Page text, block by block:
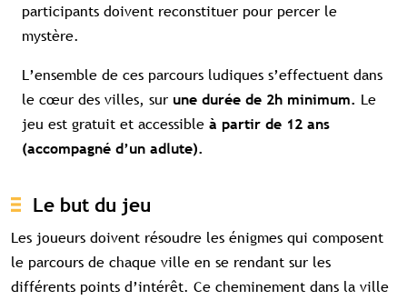
participants doivent reconstituer pour percer le
mystère.
L’ensemble de ces parcours ludiques s’effectuent dans
le cœur des villes, sur une durée de 2h minimum. Le
jeu est gratuit et accessible à partir de 12 ans
(accompagné d’un adlute).
Le but du jeu
Les joueurs doivent résoudre les énigmes qui composent
le parcours de chaque ville en se rendant sur les
différents points d’intérêt. Ce cheminement dans la ville